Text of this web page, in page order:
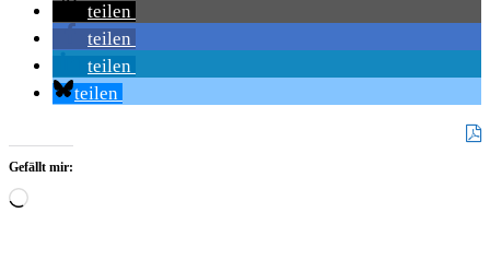
teilen
teilen
teilen
teilen
Gefällt mir:
Wird